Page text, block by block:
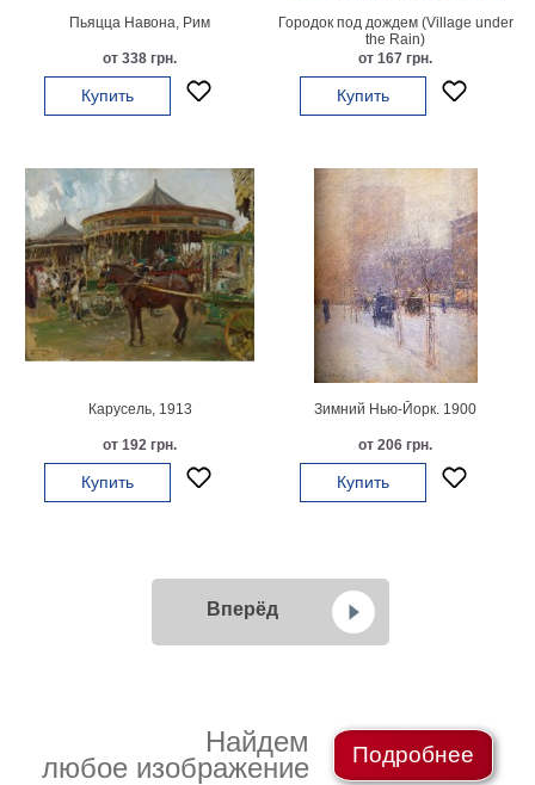
Пьяцца Навона, Рим
от 338 грн.
Купить
Городок под дождем (Village under
the Rain)
от 167 грн.
Купить
Карусель, 1913
от 192 грн.
Купить
Зимний Нью-Йорк. 1900
от 206 грн.
Купить
Вперёд
Найдем
любое изображение
Подробнее